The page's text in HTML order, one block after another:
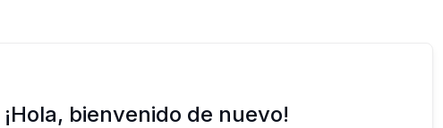
¡Hola, bienvenido de nuevo!